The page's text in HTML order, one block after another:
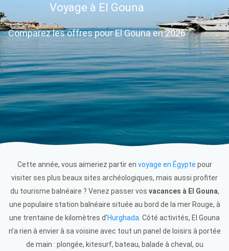
Voyage à El Gouna
Comparez les offres pour El Gouna en 2026
Cette année, vous aimeriez partir en voyage en Égypte pour
visiter ses plus beaux sites archéologiques, mais aussi profiter
du tourisme balnéaire ? Venez passer vos vacances à El Gouna,
une populaire station balnéaire située au bord de la mer Rouge, à
une trentaine de kilomètres d’Hurghada . Côté activités, El Gouna
n’a rien à envier à sa voisine avec tout un panel de loisirs à portée
de main : plongée, kitesurf, bateau, balade à cheval, ou